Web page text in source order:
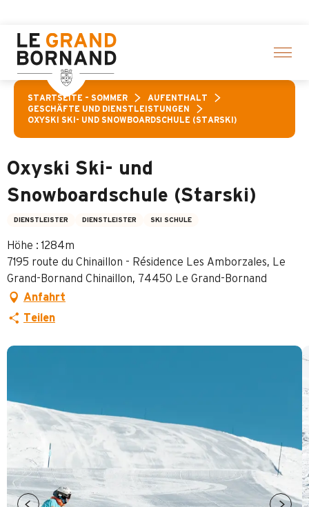
contenu
principal
STARTSEITE – SOMMER
AUFENTHALT
GESCHÄFTE UND DIENSTLEISTUNGEN
OXYSKI SKI- UND SNOWBOARDSCHULE (STARSKI)
Oxyski Ski- und
Snowboardschule (Starski)
DIENSTLEISTER DIENSTLEISTER SKI SCHULE
Höhe : 1284m
7195 route du Chinaillon - Résidence Les Amborzales, Le
Grand-Bornand Chinaillon, 74450 Le Grand-Bornand
Anfahrt
Teilen